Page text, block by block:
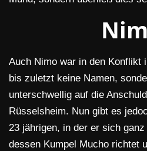
Auch Nimo war in den Konflikt
bis zuletzt keine Namen,
unterschwellig auf die
Rüsselsheim. Nun gibt es
23 jährigen, in der er sich
dessen Kumpel Mucho richtet